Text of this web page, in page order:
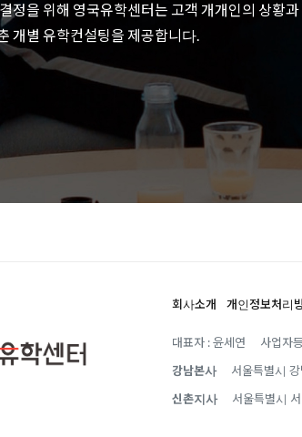
정을 위해 영국유학센터는 고객 개개인의 상황과
개별 유학컨설팅을 제공합니다.
회사소개 개인정보처리
대표자 : 윤세연 사업자
강남본사
서울특별시
신촌지사
서울특별시